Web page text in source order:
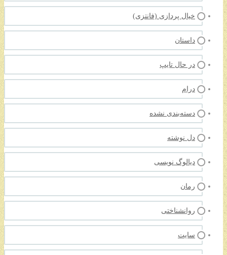
خیال پردازی (فانتزی)
داستان
در حال تایپ
درام
دسته‌بندی نشده
دل نوشته
دیالوگ نویسی
رمان
روانشناختی
سایت